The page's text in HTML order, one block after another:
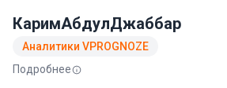
КаримАбдулДжаббар
Аналитики VPROGNOZE
Подробнее